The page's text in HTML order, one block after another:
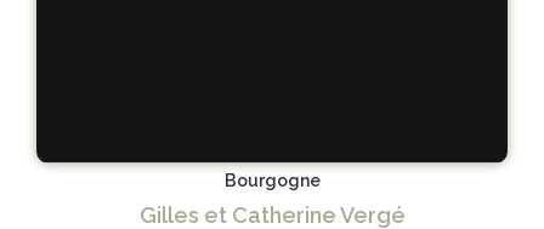
Bourgogne
Gilles et Catherine Vergé